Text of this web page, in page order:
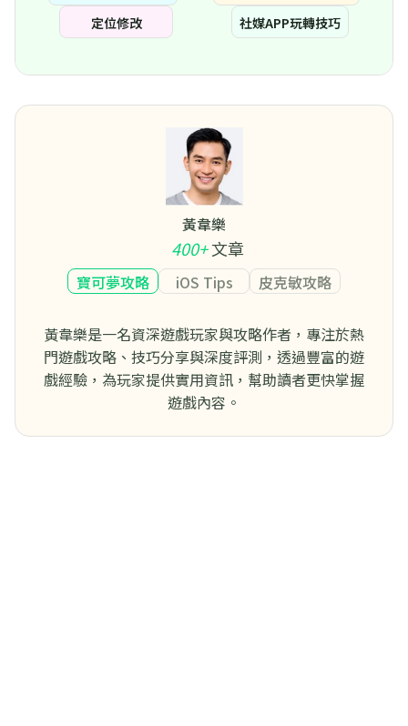
定位修改
社媒APP玩轉技巧
黃韋樂
400+文章
寶可夢攻略 iOS Tips 皮克敏攻略
黃韋樂是一名資深遊戲玩家與攻略作者，專注於熱
門遊戲攻略、技巧分享與深度評測，透過豐富的遊
戲經驗，為玩家提供實用資訊，幫助讀者更快掌握
遊戲內容。